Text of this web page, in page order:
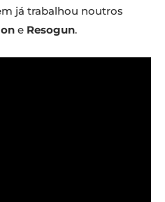
já trabalhou noutros
e Resogun.